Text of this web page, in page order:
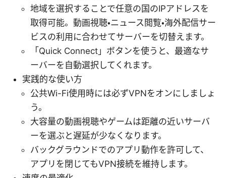
地域を選択することで任意の国のIPアドレスを
取得可能。動画視聴・ニュース閲覧・海外配信サー
ビスの利用に合わせてサーバーを切替えます。
「Quick Connect」ボタンを使うと、最適なサ
ーバーを自動選択してくれます。
実践的な使い方
公共Wi-Fi使用時には必ずVPNをオンにしましょ
う。
大容量の動画視聴やゲームは距離の近いサーバ
ーを選ぶと遅延が少なくなります。
バックグラウンドでのアプリ動作を許可して、
アプリを閉じてもVPN接続を維持します。